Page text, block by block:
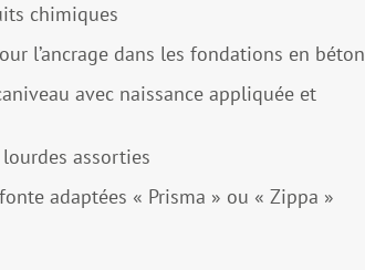
chimiques
l’ancrage dans les fondations en béton
avec naissance appliquée et
assorties
adaptées « Prisma » ou « Zippa »